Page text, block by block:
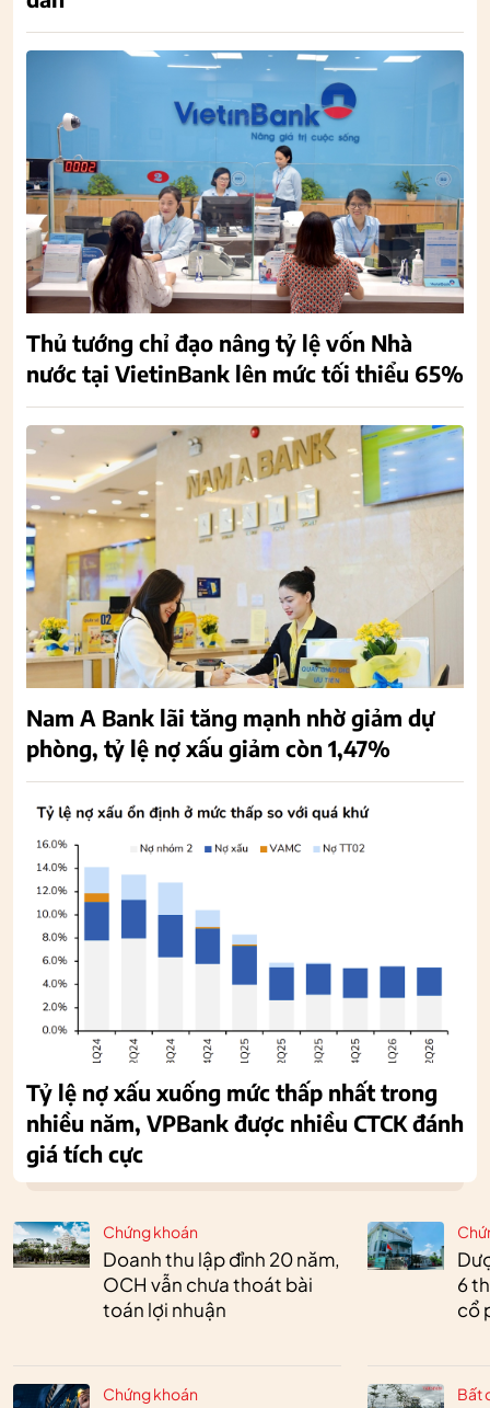
Chứng khoán
Doanh thu lập đỉnh 20 năm,
OCH vẫn chưa thoát bài
toán lợi nhuận
Chứng khoán
6
cổ
Bất
Thủ tướng chỉ đạo nâng tỷ lệ vốn Nhà
nước tại VietinBank lên mức tối thiểu 65%
Nam A Bank lãi tăng mạnh nhờ giảm dự
phòng, tỷ lệ nợ xấu giảm còn 1,47%
Tỷ lệ nợ xấu xuống mức thấp nhất trong
nhiều năm, VPBank được nhiều CTCK đánh
giá tích cực